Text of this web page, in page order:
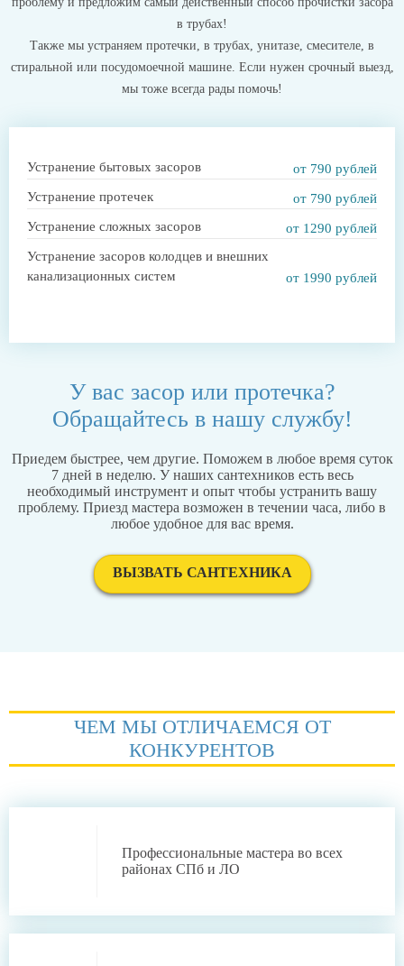
в трубах!
Также мы устраняем протечки, в трубах, унитазе, смесителе, в
стиральной или посудомоечной машине. Если нужен срочный выезд,
мы тоже всегда рады помочь!
Устранение бытовых засоров
от 790 рублей
Устранение протечек
от 790 рублей
Устранение сложных засоров
от 1290 рублей
Устранение засоров колодцев и внешних
канализационных систем
от 1990 рублей
У вас засор или протечка?
Обращайтесь в нашу службу!
Приедем быстрее, чем другие. Поможем в любое время суток
7 дней в неделю. У наших сантехников есть весь
необходимый инструмент и опыт чтобы устранить вашу
проблему. Приезд мастера возможен в течении часа, либо в
любое удобное для вас время.
ВЫЗВАТЬ САНТЕХНИКА
ЧЕМ МЫ ОТЛИЧАЕМСЯ ОТ
КОНКУРЕНТОВ
Профессиональные мастера во всех
районах СПб и ЛО